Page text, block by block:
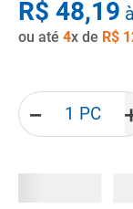
R$ 48,19
ou até 4x de R$
－
8º pisos